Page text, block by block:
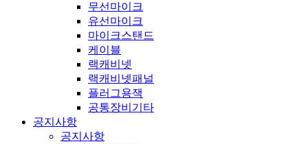
무선마이크
유선마이크
마이크스탠드
케이블
랙캐비넷
랙캐비넷패널
플러그용잭
공통장비기타
공지사항
공지사항